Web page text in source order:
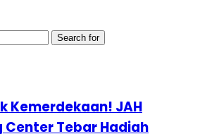
Search for
Kemerdekaan! JAH
Center Tebar Hadiah